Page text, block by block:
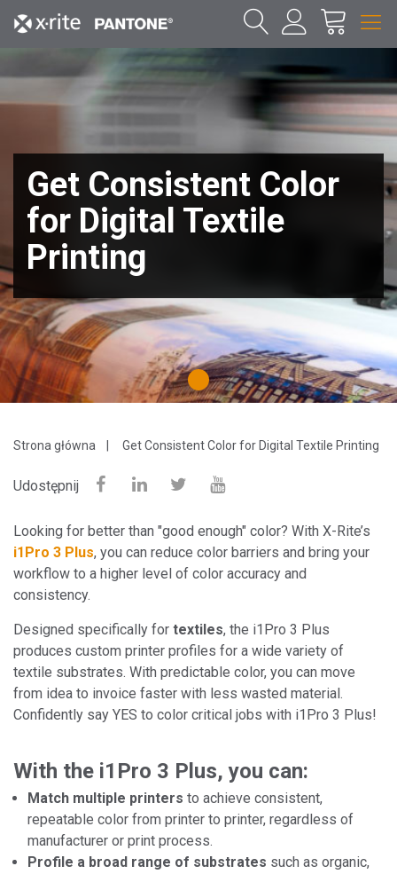
Get Consistent Color
for Digital Textile
Printing
1
Strona główna Get Consistent Color for Digital Textile Printing
Udostępnij
Looking for better than "good enough" color? With X-Rite’s
i1Pro 3 Plus, you can reduce color barriers and bring your
workflow to a higher level of color accuracy and
consistency.
Designed specifically for textiles, the i1Pro 3 Plus
produces custom printer profiles for a wide variety of
textile substrates. With predictable color, you can move
from idea to invoice faster with less wasted material.
Confidently say YES to color critical jobs with i1Pro 3 Plus!
With the i1Pro 3 Plus, you can:
Match multiple printers to achieve consistent,
repeatable color from printer to printer, regardless of
manufacturer or print process.
Profile a broad range of substrates such as organic,